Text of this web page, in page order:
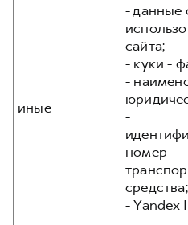
иные
- данные
сайта;
- куки -
-
-
номер
средства;
- Yandex